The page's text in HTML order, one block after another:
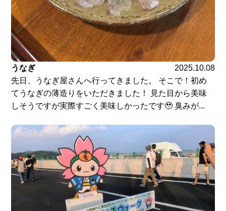
うなぎ
2025.10.08
先日、うなぎ屋さんへ行ってきました。 そこで！初め
てうなぎの薄造りをいただきました！ 見た目から美味
しそうですが実際すごく美味しかったです🥹 臭みが...